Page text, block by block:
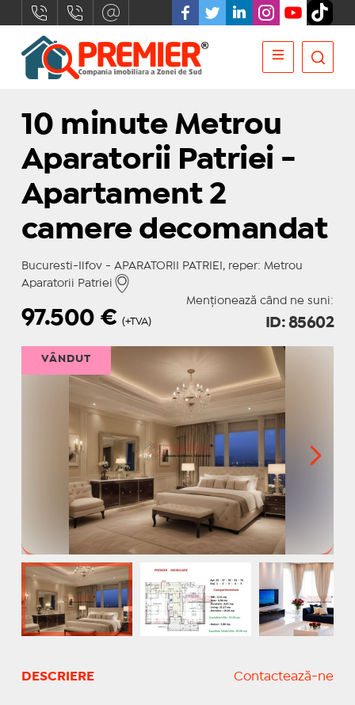
10 minute Metrou
Aparatorii Patriei -
Apartament 2
camere decomandat
Bucuresti-Ilfov - APARATORII PATRIEI, reper: Metrou
Aparatorii Patriei
Menționează când ne suni:
97.500€ (+TVA) ID: 85602
VÂNDUT
DESCRIERE Contactează-ne